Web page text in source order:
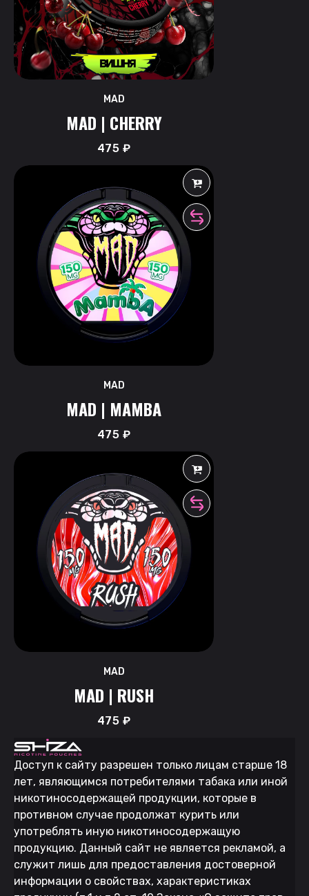
MAD
MAD | CHERRY
475 ₽
MAD
MAD | MAMBA
475 ₽
MAD
MAD | RUSH
475 ₽
Доступ к сайту разрешен только лицам старше 18
лет, являющимся потребителями табака или иной
никотиносодержащей продукции, которые в
противном случае продолжат курить или
употреблять иную никотиносодержащую
продукцию. Данный сайт не является рекламой, а
служит лишь для предоставления достоверной
информации о свойствах, характеристиках